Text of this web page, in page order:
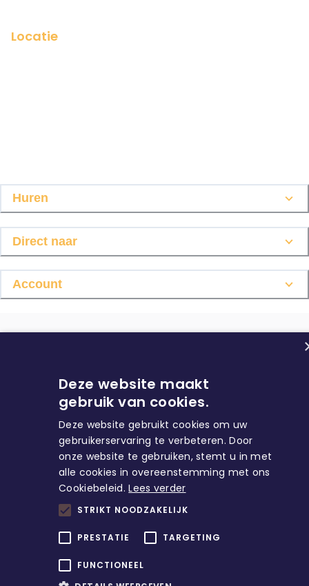
Locatie
Huren
Direct naar
Account
Deze website maakt
gebruik van cookies.
Deze website gebruikt cookies om uw
gebruikerservaring te verbeteren. Door
onze website te gebruiken, stemt u in met
alle cookies in overeenstemming met ons
Cookiebeleid.Lees verder
STRIKT NOODZAKELIJK
PRESTATIE TARGETING
FUNCTIONEEL